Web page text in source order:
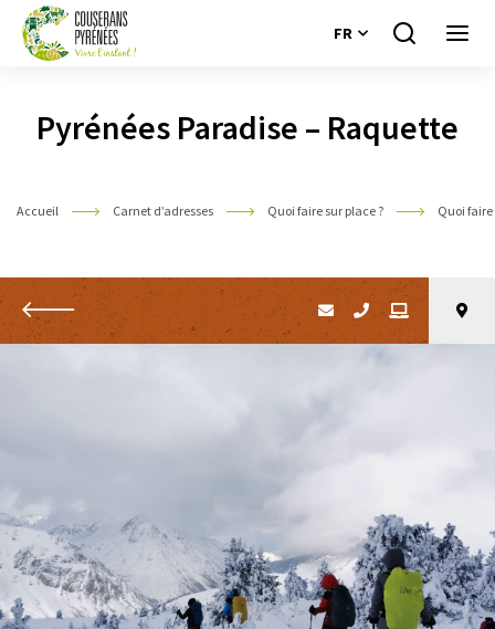
FR
Je
Pyrénées Paradise – Raquette
Accueil Carnet d’adresses Quoi faire sur place ? Quoi
Retour